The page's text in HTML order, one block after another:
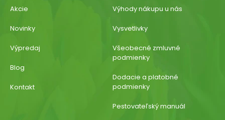
Akcie
Novinky
Výpredaj
Blog
Kontakt
Výhody nákupu u nás
Vysvetlivky
Všeobecné zmluvné
podmienky
Dodacie a platobné
podmienky
Pestovateľský manuál